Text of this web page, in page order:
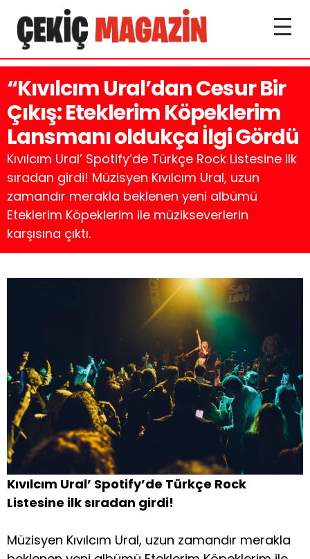
“Kıvılcım Ural’dan Cesur Bir
Çıkış: Eteklerim Köpeklerim
Lansmanı oldukça İlgi Gördü
Kıvılcım Ural’ Spotify’de Türkçe Rock Listesine ilk
sıradan girdi! Müzisyen Kıvılcım Ural, uzun
zamandır merakla beklenen yeni albümü
Eteklerim Köpeklerim ile müzikseverlerin
karşısına çıktı.
Kıvılcım Ural’ Spotify’de Türkçe Rock
Listesine ilk sıradan girdi!
Müzisyen Kıvılcım Ural, uzun zamandır merakla